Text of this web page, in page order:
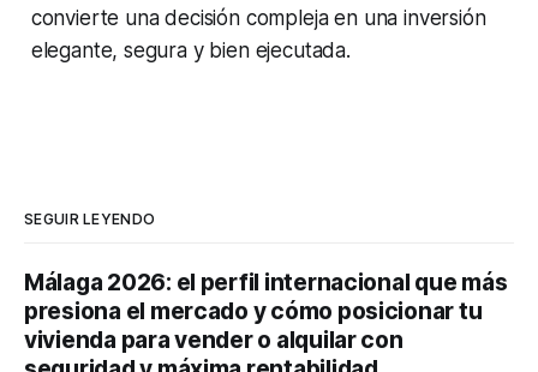
convierte una decisión compleja en una inversión
elegante, segura y bien ejecutada.
SEGUIR LEYENDO
Málaga 2026: el perfil internacional que más
presiona el mercado y cómo posicionar tu
vivienda para vender o alquilar con